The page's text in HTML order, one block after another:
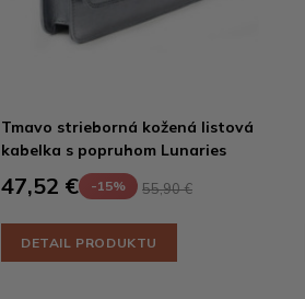
Tmavo strieborná kožená listová
kabelka s popruhom Lunaries
47,52 € -15% 55,90 €
DETAIL PRODUKTU